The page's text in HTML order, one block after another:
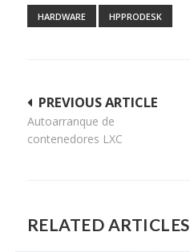
HARDWARE HPPRODESK
Navegación
de
PREVIOUS ARTICLE
Autoarranque de
contenedores LXC
RELATED ARTICLES